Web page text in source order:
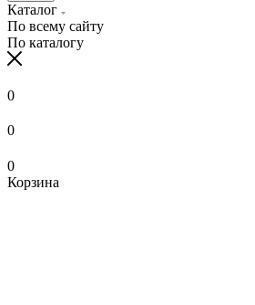
Каталог
По всему сайту
По каталогу
0
0
0
Корзина